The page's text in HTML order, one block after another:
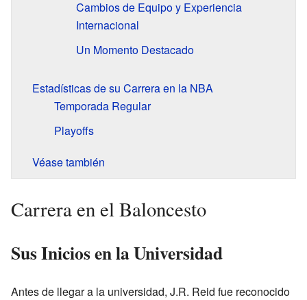
Cambios de Equipo y Experiencia
Internacional
Un Momento Destacado
Estadísticas de su Carrera en la NBA
Temporada Regular
Playoffs
Véase también
Carrera en el Baloncesto
Sus Inicios en la Universidad
Antes de llegar a la universidad, J.R. Reid fue reconocido